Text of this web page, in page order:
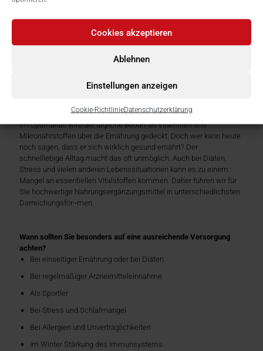
Cookies akzeptieren
Ablehnen
Einstellungen anzeigen
Cookie-RichtlinieDatenschutzerklärung
Gutes in verschiedenen
Darreichungsformen
Im Optimalfall wird der tägliche Bedarf an Vitaminen und
Mikronährstoffen über die Ernährung gedeckt. Doch wer kann heute
noch sagen, dass er sich wirklich gesund ernährt? Der
schnelllebige Alltag macht das oft unmöglich. Auch bei Diäten,
Stress und vielen anderen Lebenssituationen kann es zu einem
Mangel an essentiellen Vitalstoffen kommen. Daher führen wir für
Sie hochwertige Nahrungsergänzungsmittel in unterschiedlichsten
Darreichungsfor¬men.
Wann sollten Sie besonders auf eine ausreichende Versorgung
achten?
Bei einseitiger Ernährung oder bei Diäten
Bei regelmäßiger Arzneimitteleinnahme
Als Sportler
Bei Stress und Schlafmangel
Bei Allergien und Unverträglichkeiten
Im Winter Stärkung des Immunsystems